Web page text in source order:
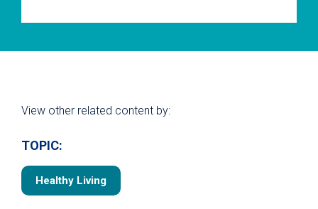
View other related content by:
TOPIC:
Healthy Living